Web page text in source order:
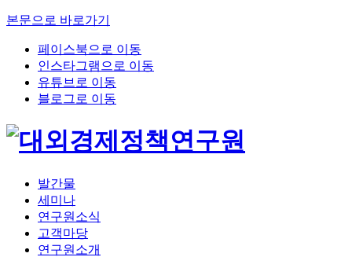
본문으로 바로가기
페이스북으로 이동
인스타그램으로 이동
유튜브로 이동
블로그로 이동
발간물
세미나
연구원소식
고객마당
연구원소개